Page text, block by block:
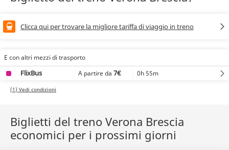
Clicca qui per trovare la migliore tariffa di viaggio in treno
E con altri mezzi di trasporto
FlixBus A partire da 7€ 0h 55m
(1) Vedi condizioni
Biglietti del treno Verona Brescia
economici per i prossimi giorni